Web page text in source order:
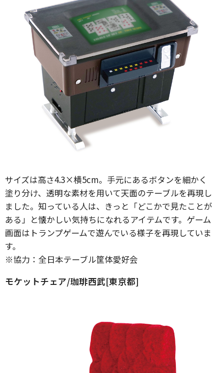
サイズは高さ4.3×横5cm。手元にあるボタンを細かく
塗り分け、透明な素材を用いて天面のテーブルを再現し
ました。知っている人は、きっと「どこかで見たことが
ある」と懐かしい気持ちになれるアイテムです。ゲーム
画面はトランプゲームで遊んでいる様子を再現していま
す。
※協力：全日本テーブル筐体愛好会
モケットチェア/珈琲西武[東京都]